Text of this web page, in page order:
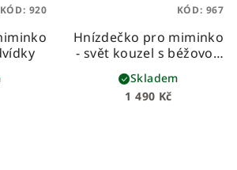
KÓD: 920
Hnízdečko pro miminko
- svět kouzel s béžovou
1 490 Kč
Skladem
KÓD: 967